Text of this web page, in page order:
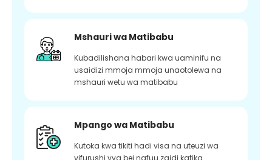
Mshauri wa Matibabu
Kubadilishana habari kwa uaminifu na
usaidizi mmoja mmoja unaotolewa na
mshauri wetu wa matibabu
Mpango wa Matibabu
Kutoka kwa tikiti hadi visa na uteuzi wa
vifurushi vya bei nafuu zaidi katika